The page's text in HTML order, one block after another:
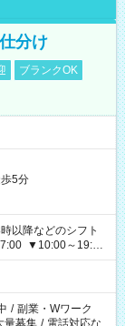
分け
ブランクOK
5分
以降などのシフト
▼10:00～19:00
/ 副業・Wワーク
量募集 / 電話対応な